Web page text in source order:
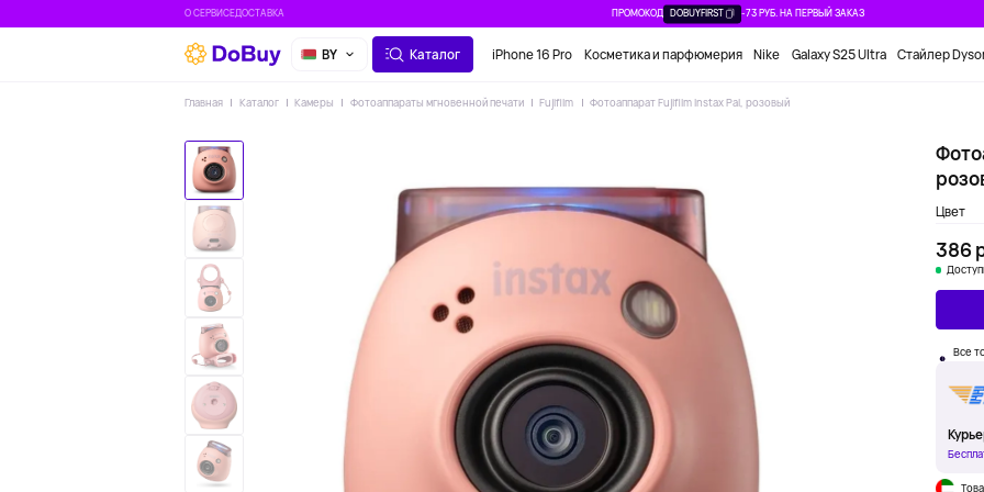
О СЕРВИСЕДОСТАВКА ПРОМОКОД DOBUYFIRST -73 РУБ. НА ПЕРВЫЙ ЗАКАЗ
BY Каталог iPhone 16 Pro Косметика и парфюмерия Nike Galaxy S25 Ultra Стайлер
Главная Каталог Камеры Фотоаппараты мгновенной печати Fujifilm Фотоаппарат Fujifilm Instax Pal, розовый
Цвет
386
Все